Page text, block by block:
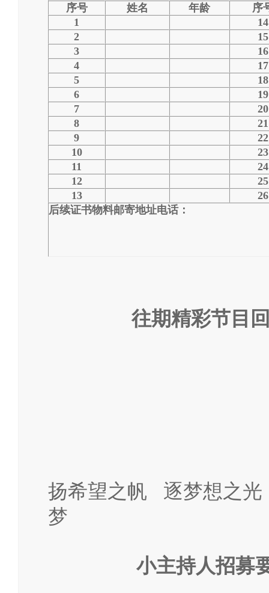
序号 姓名 年龄
序
1
14
2
15
3
16
4
17
5
18
6
19
7
20
8
21
9
22
10
23
11
24
12
25
13
26
后续证书物料邮寄地址电话：
往期精彩节目
扬希望之帆
逐梦想之
梦
小主持人招募